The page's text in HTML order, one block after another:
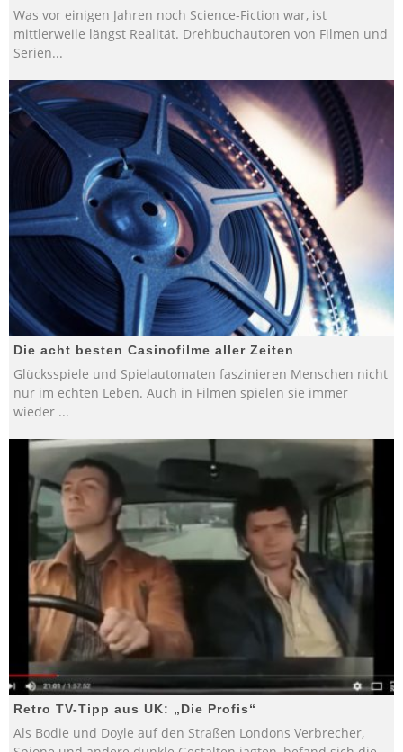
Was vor einigen Jahren noch Science-Fiction war, ist
mittlerweile längst Realität. Drehbuchautoren von Filmen und
Serien...
Die acht besten Casinofilme aller Zeiten
Glücksspiele und Spielautomaten faszinieren Menschen nicht
nur im echten Leben. Auch in Filmen spielen sie immer
wieder ...
Retro TV-Tipp aus UK: „Die Profis“
Als Bodie und Doyle auf den Straßen Londons Verbrecher,